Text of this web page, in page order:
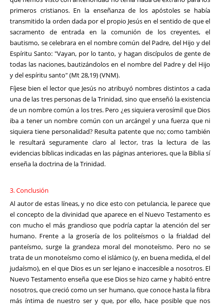
primeros cristianos. En la enseñanza de los apóstoles se había
transmitido la orden dada por el propio Jesús en el sentido de que el
sacramento de entrada en la comunión de los creyentes, el
bautismo, se celebrara en el nombre común del Padre, del Hijo y del
Espíritu Santo: "Vayan, por lo tanto, y hagan discípulos de gente de
todas las naciones, bautizándolos en el nombre del Padre y del Hijo
y del espíritu santo" (Mt 28,19) (VNM).
Fíjese bien el lector que Jesús no atribuyó nombres distintos a cada
una de las tres personas de la Trinidad, sino que enseñó la existencia
de un nombre común a los tres. Pero ¿es siquiera verosímil que Dios
iba a tener un nombre común con un arcángel y una fuerza que ni
siquiera tiene personalidad? Resulta patente que no; como también
le resultará seguramente claro al lector, tras la lectura de las
evidencias bíblicas indicadas en las páginas anteriores, que la Biblia sí
enseña la doctrina de la Trinidad.
3. Conclusión
Al autor de estas líneas, y no dice esto con petulancia, le parece que
el concepto de la divinidad que aparece en el Nuevo Testamento es
con mucho el más grandioso que podría captar la atención del ser
humano. Frente a la grosería de los politeísmos o la frialdad del
panteísmo, surge la grandeza moral del monoteísmo. Pero no se
trata de un monoteísmo como el islámico (y, en buena medida, el del
judaísmo), en el que Dios es un ser lejano e inaccesible a nosotros. El
Nuevo Testamento enseña que ese Dios se hizo carne y habitó entre
nosotros, que creció como un ser humano, que conoce hasta la fibra
más íntima de nuestro ser y que, por ello, hace posible que nos